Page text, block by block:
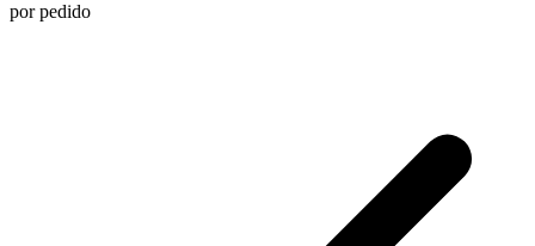
por pedido